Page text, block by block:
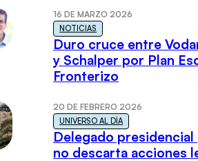
16 DE MARZO 2026
NOTICIAS
Duro cruce entre
y Schalper por Plan
Fronterizo
20 DE FEBRERO 2026
UNIVERSO AL DÍA
Delegado presidencial
no descarta acciones